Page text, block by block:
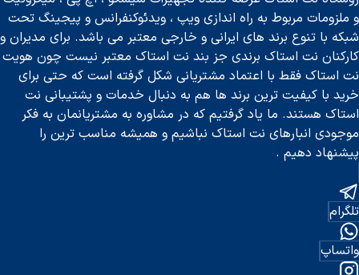
رکمونت بودن
کیفیت قطعات داخلی مثل برد ها
کیفیت ماژول منبع تغذیه
مدار تنظمات بیس و تریبل
توان مدار آمپلی فایر پیجینگ
کیفیت ترانس مچینگ
و ملزومات مربوط به راه اندازی ویپ ، ویدئوکنفرانس و پیجینگ تحت
شبکه با تنوع برند های ایرانی و خارجی معتبر می باشد. برای مدیران و
کارکنان نت استاک برندی جز بند نت استاک معتبر نیست چون هویت
نت استاک فقط با اعتماد مشتریانی شکل گرفته است که حتی برای
خرید با کیفیت ترین برند ها هم به دنبال خدمات و پشتیبانی نت
استاک هستند. ما یاد گرفتیم که در مشاوره به مشتریانمان به فکر
موجودی انبارهای نت استاک نباشیم و همیشه مناسب ترین را
پیشنهاد دهیم .
تلگرام
واتساپ